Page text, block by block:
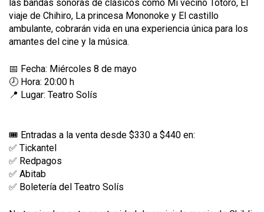
las bandas sonoras de clásicos como Mi vecino Totoro, El
viaje de Chihiro, La princesa Mononoke y El castillo
ambulante, cobrarán vida en una experiencia única para los
amantes del cine y la música.
📅 Fecha: Miércoles 8 de mayo
🕗 Hora: 20:00 h
📍 Lugar: Teatro Solís
🎟️ Entradas a la venta desde $330 a $440 en:
✅ Tickantel
✅ Redpagos
✅ Abitab
✅ Boletería del Teatro Solís